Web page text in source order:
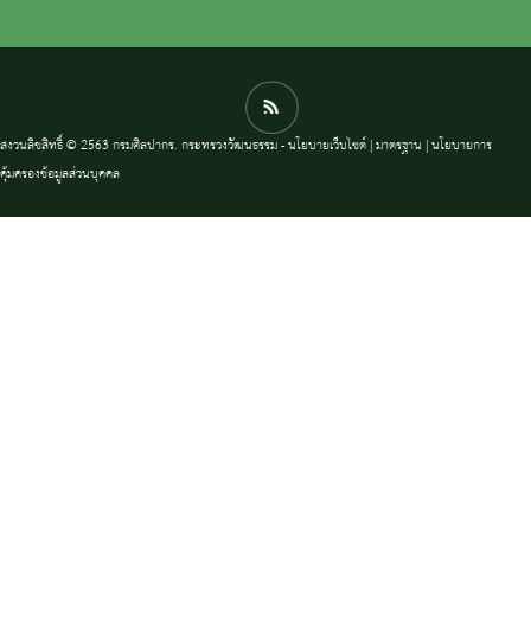
สงวนลิขสิทธิ์ © 2563 กรมศิลปากร. กระทรวงวัฒนธรรม -นโยบายเว็บไซต์|มาตรฐาน |นโยบายการ
คุ้มครองข้อมูลส่วนบุคคล